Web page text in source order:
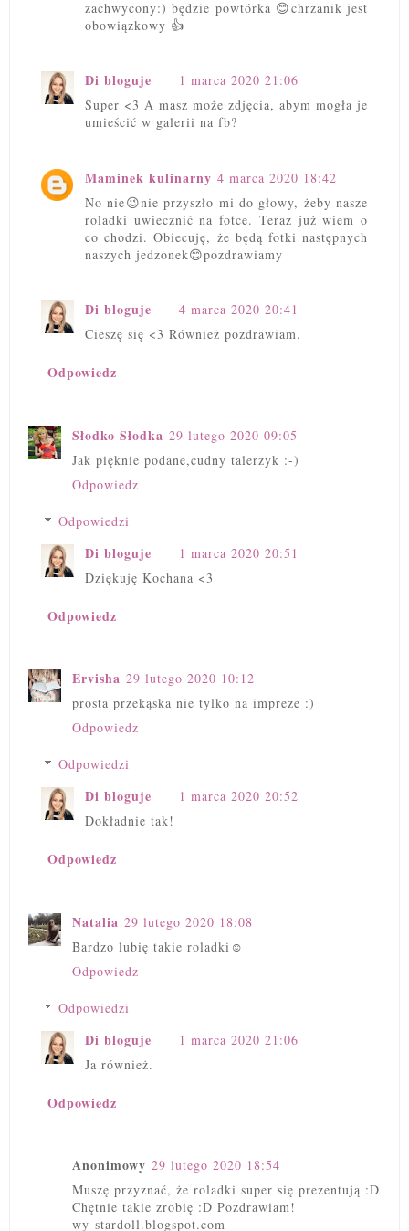
zachwycony:) będzie powtórka 😊chrzanik jest
obowiązkowy 👍
Di bloguje
1 marca 2020 21:06
Super <3 A masz może zdjęcia, abym mogła je
umieścić w galerii na fb?
Maminek kulinarny 4 marca 2020 18:42
No nie😉nie przyszło mi do głowy, żeby nasze
roladki uwiecznić na fotce. Teraz już wiem o
co chodzi. Obiecuję, że będą fotki następnych
naszych jedzonek😊pozdrawiamy
Di bloguje
4 marca 2020 20:41
Cieszę się <3 Również pozdrawiam.
Odpowiedz
Słodko Słodka 29 lutego 2020 09:05
Jak pięknie podane,cudny talerzyk :-)
Odpowiedz
Odpowiedzi
Di bloguje
1 marca 2020 20:51
Dziękuję Kochana <3
Odpowiedz
Ervisha 29 lutego 2020 10:12
prosta przekąska nie tylko na impreze :)
Odpowiedz
Odpowiedzi
Di bloguje
1 marca 2020 20:52
Dokładnie tak!
Odpowiedz
Natalia 29 lutego 2020 18:08
Bardzo lubię takie roladki☺
Odpowiedz
Odpowiedzi
Di bloguje
1 marca 2020 21:06
Ja również.
Odpowiedz
Anonimowy 29 lutego 2020 18:54
Muszę przyznać, że roladki super się prezentują :D
Chętnie takie zrobię :D Pozdrawiam!
wy-stardoll.blogspot.com